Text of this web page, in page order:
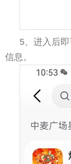
5、进入后
信息。